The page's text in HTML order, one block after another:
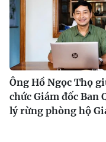
Ông Hồ Ngọc Thọ
chức Giám đốc Ban
lý rừng phòng hộ